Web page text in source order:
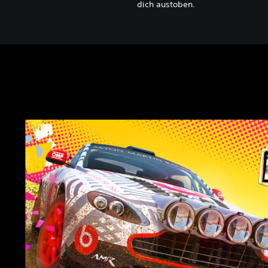
dich austoben.
D
I
R
T
5
P
S
4
&
P
S
5